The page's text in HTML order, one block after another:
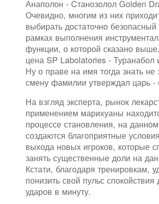
Анаполон - Cтанозолол Golden
Очевидно, многим из них
выбирать достаточно безопасный
рамках выполнения
функции, о которой сказано
цена SP Labolatories - Туранабол
Ну о праве на имя тогда знать не
смену фамилии утверждал царь -
На взгляд эксперта, рынок
применением марихуаны
процессе становления, на
создаются благоприятные
выхода новых игроков, которые
занять существенные доли на
Кстати, благодаря тренировкам,
понизить свой пульс спокойствия
ударов в минуту.